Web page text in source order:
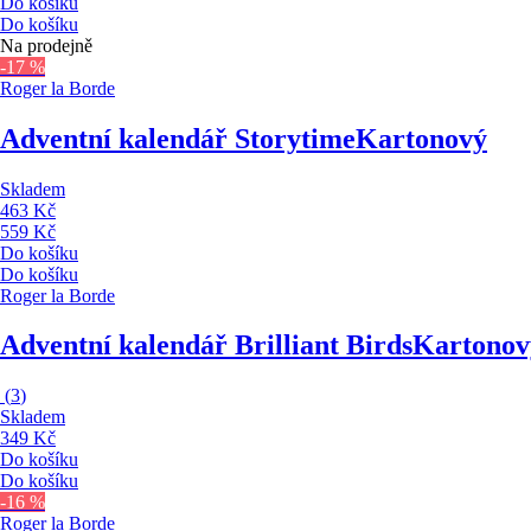
Do košíku
Na prodejně
-17 %
Roger la Borde
Adventní kalendář StorytimeKartonový
Skladem
463 Kč
559 Kč
Do košíku
Do košíku
Roger la Borde
Adventní kalendář Brilliant Birds
(3)
Skladem
349 Kč
Do košíku
Do košíku
-16 %
Roger la Borde